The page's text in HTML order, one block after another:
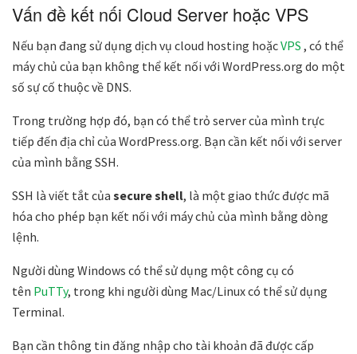
Vấn đề kết nối Cloud Server hoặc VPS
Nếu bạn đang sử dụng dịch vụ cloud hosting hoặcVPS , có thể
máy chủ của bạn không thể kết nối với WordPress.org do một
số sự cố thuộc về DNS.
Trong trường hợp đó, bạn có thể trỏ server của mình trực
tiếp đến địa chỉ của WordPress.org. Bạn cần kết nối với server
của mình bằng SSH.
SSH là viết tắt của secure shell, là một giao thức được mã
hóa cho phép bạn kết nối với máy chủ của mình bằng dòng
lệnh.
Người dùng Windows có thể sử dụng một công cụ có
tên PuTTy, trong khi người dùng Mac/Linux có thể sử dụng
Terminal.
Bạn cần thông tin đăng nhập cho tài khoản đã được cấp